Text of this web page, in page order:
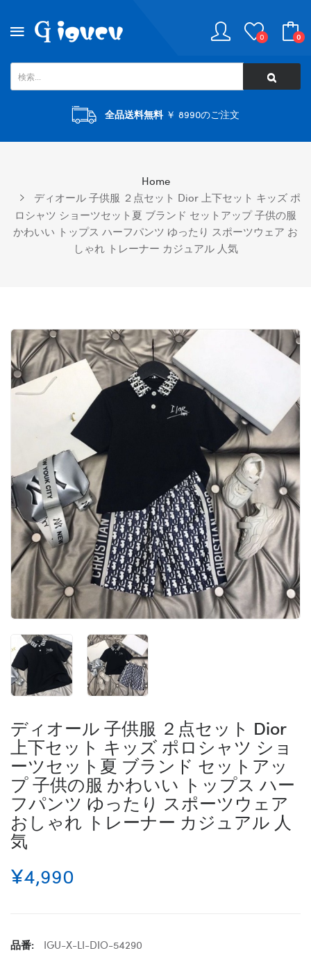
0 0
全品送料無料￥ 8990のご注文
Home
ディオール 子供服 ２点セット Dior 上下セット キッズ ポ
ロシャツ ショーツセット夏 ブランド セットアップ 子供の服
かわいい トップス ハーフパンツ ゆったり スポーツウェア お
しゃれ トレーナー カジュアル 人気
ディオール 子供服 ２点セット Dior
上下セット キッズ ポロシャツ ショ
ーツセット夏 ブランド セットアッ
プ 子供の服 かわいい トップス ハー
フパンツ ゆったり スポーツウェア
おしゃれ トレーナー カジュアル 人
気
¥4,990
品番:
IGU-X-LI-DIO-54290